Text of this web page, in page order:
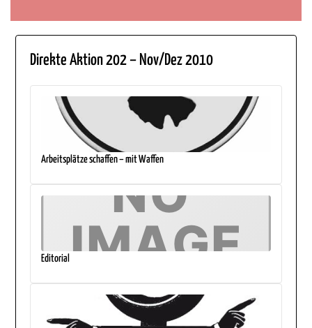
Direkte Aktion 202 – Nov/Dez 2010
Arbeitsplätze schaffen – mit Waffen
Editorial